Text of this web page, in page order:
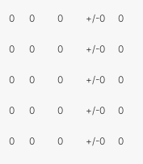
0 0 0 +/-0 0
0 0 0 +/-0 0
0 0 0 +/-0 0
0 0 0 +/-0 0
0 0 0 +/-0 0